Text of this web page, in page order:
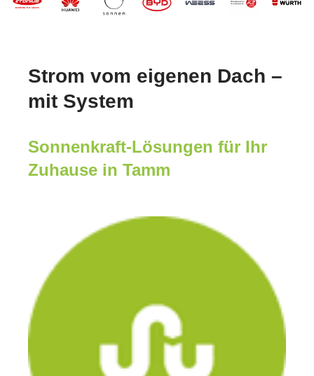
Strom vom eigenen Dach –
mit System
Sonnenkraft-Lösungen für Ihr
Zuhause in Tamm